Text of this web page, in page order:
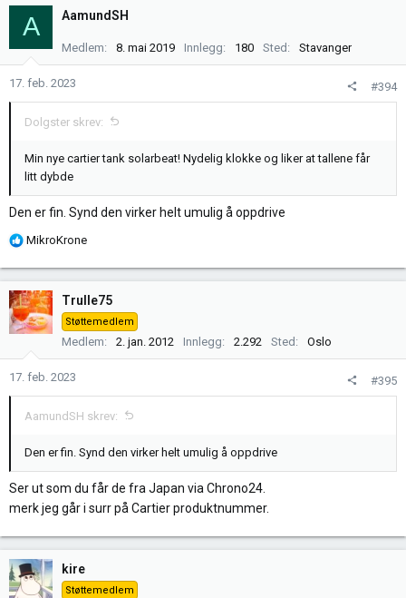
k
s
n
e
r
A AamundSH
Medlem 8. mai 2019 Innlegg 180 Sted Stavanger
17. feb. 2023 #394
Dolgster skrev:
Min nye cartier tank solarbeat! Nydelig klokke og liker at tallene får
litt dybde
Den er fin. Synd den virker helt umulig å oppdrive
R
k
s
j
e
:
MikroKrone
Trulle75
Støttemedlem
Medlem 2. jan. 2012 Innlegg 2.292 Sted Oslo
17. feb. 2023 #395
AamundSH skrev:
Den er fin. Synd den virker helt umulig å oppdrive
Ser ut som du får de fra Japan via Chrono24.
merk jeg går i surr på Cartier produktnummer.
kire
Støttemedlem